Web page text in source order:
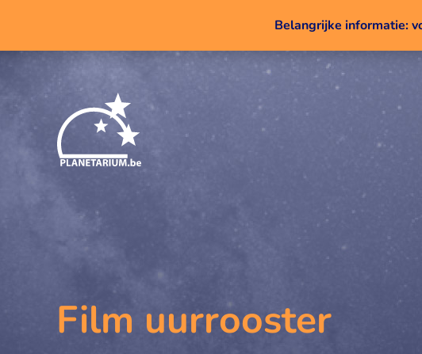
Belangrijke informatie:
Film uurrooster